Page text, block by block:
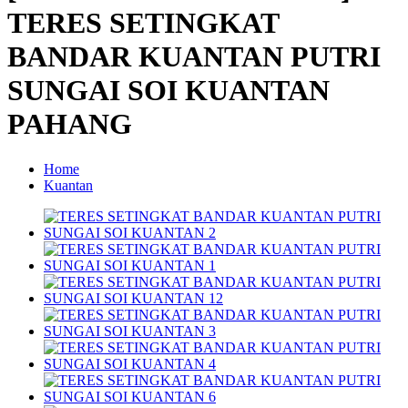
TERES SETINGKAT
BANDAR KUANTAN PUTRI
SUNGAI SOI KUANTAN
PAHANG
Home
Kuantan